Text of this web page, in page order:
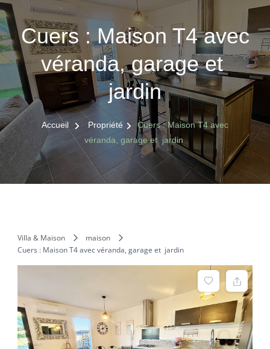
Cuers : Maison T4 avec
véranda, garage et
jardin
Accueil Propriété
Cuers : Maison T4 avec
véranda, garage et jardin
Villa & Maison
maison
Cuers : Maison T4 avec véranda, garage et jardin